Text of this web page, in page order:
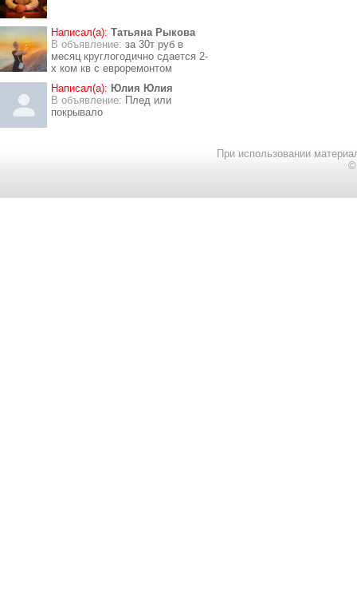
Написал(а): Татьяна Рыкова
В объявление: за 30т руб в
месяц круглогодично сдается 2-
х ком кв с евроремонтом
Написал(а): Юлия Юлия
В объявление: Плед или
покрывало
При использовании